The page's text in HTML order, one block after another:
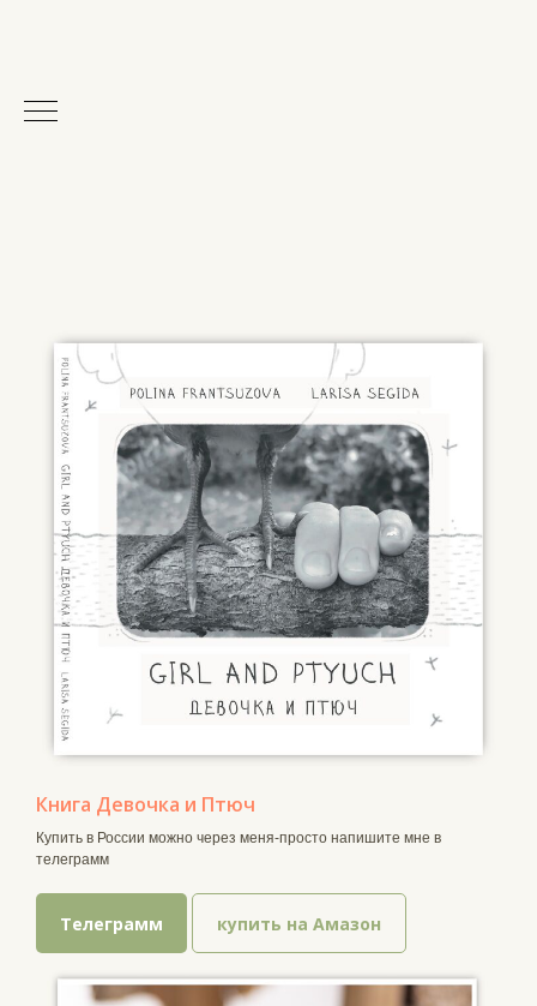
Книга Девочка и Птюч
Купить в России можно через меня-просто напишите мне в
телеграмм
Телеграмм купить на Амазон